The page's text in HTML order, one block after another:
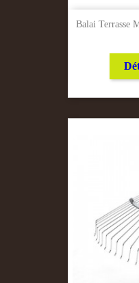
Balai Terrasse